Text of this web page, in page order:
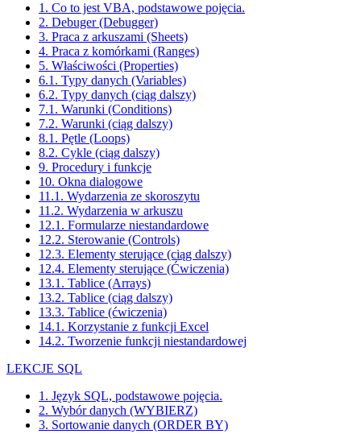
1. Co to jest VBA, podstawowe pojęcia.
2. Debuger (Debugger)
3. Praca z arkuszami (Sheets)
4. Praca z komórkami (Ranges)
5. Właściwości (Properties)
6.1. Typy danych (Variables)
6.2. Typy danych (ciąg dalszy)
7.1. Warunki (Conditions)
7.2. Warunki (ciąg dalszy)
8.1. Pętle (Loops)
8.2. Cykle (ciąg dalszy)
9. Procedury i funkcje
10. Okna dialogowe
11.1. Wydarzenia ze skoroszytu
11.2. Wydarzenia w arkuszu
12.1. Formularze niestandardowe
12.2. Sterowanie (Controls)
12.3. Elementy sterujące (ciąg dalszy)
12.4. Elementy sterujące (Ćwiczenia)
13.1. Tablice (Arrays)
13.2. Tablice (ciąg dalszy)
13.3. Tablice (ćwiczenia)
14.1. Korzystanie z funkcji Excel
14.2. Tworzenie funkcji niestandardowej
LEKCJE SQL
1. Język SQL, podstawowe pojęcia.
2. Wybór danych (WYBIERZ)
3. Sortowanie danych (ORDER BY)